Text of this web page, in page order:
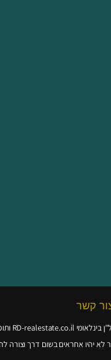
קשר
RD-realestate.co.il
יהיו אחראים בשום דרך וצורה